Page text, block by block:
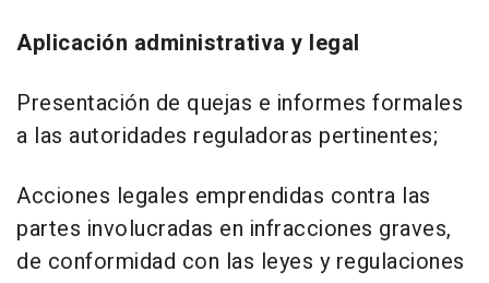
Aplicación administrativa y legal
Presentación de quejas e informes formales
a las autoridades reguladoras pertinentes;
Acciones legales emprendidas contra las
partes involucradas en infracciones graves,
de conformidad con las leyes y regulaciones